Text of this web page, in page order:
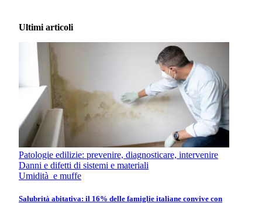
Ultimi articoli
Patologie edilizie: prevenire, diagnosticare, intervenire
Danni e difetti di sistemi e materiali
Umidità e muffe
Salubrità abitativa: il 16% delle famiglie italiane convive con